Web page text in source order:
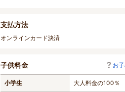
支払方法
オンラインカード決済
子供料金 お
小学生 大人料金の100％